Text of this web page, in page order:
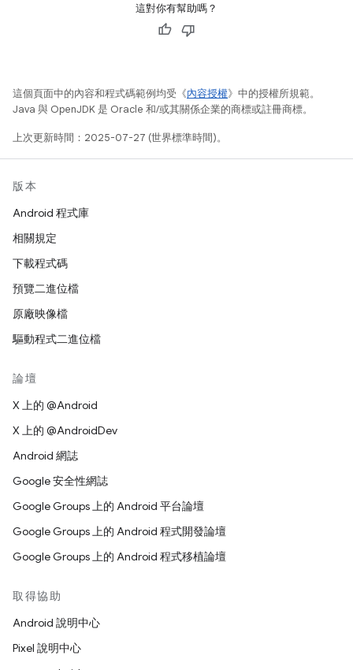
這對你有幫助嗎？
這個頁面中的內容和程式碼範例均受《內容授權》中的授權所規範。
Java 與 OpenJDK 是 Oracle 和/或其關係企業的商標或註冊商標。
上次更新時間：2025-07-27 (世界標準時間)。
版本
Android 程式庫
相關規定
下載程式碼
預覽二進位檔
原廠映像檔
驅動程式二進位檔
論壇
X 上的 @Android
X 上的 @AndroidDev
Android 網誌
Google 安全性網誌
Google Groups 上的 Android 平台論壇
Google Groups 上的 Android 程式開發論壇
Google Groups 上的 Android 程式移植論壇
取得協助
Android 說明中心
Pixel 說明中心